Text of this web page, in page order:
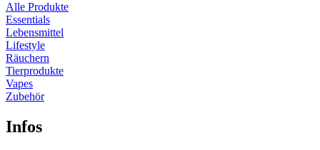
Alle Produkte
Essentials
Lebensmittel
Lifestyle
Räuchern
Tierprodukte
Vapes
Zubehör
Infos